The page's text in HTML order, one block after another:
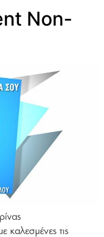
Non-
καλεσμένες τις